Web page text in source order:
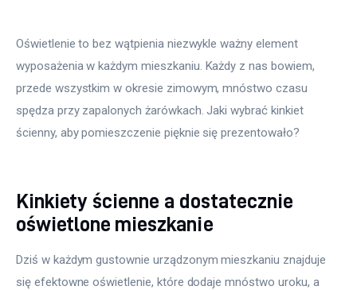
Salon
Sypialnia
Oświetlenie to bez wątpienia niezwykle ważny element
wyposażenia w każdym mieszkaniu. Każdy z nas bowiem,
przede wszystkim w okresie zimowym, mnóstwo czasu
spędza przy zapalonych żarówkach. Jaki wybrać kinkiet
ścienny, aby pomieszczenie pięknie się prezentowało?
Kinkiety ścienne a dostatecznie
oświetlone mieszkanie
Dziś w każdym gustownie urządzonym mieszkaniu znajduje
się efektowne oświetlenie, które dodaje mnóstwo uroku, a